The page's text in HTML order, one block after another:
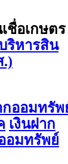
ชื่อเกษตร
ริหารสิน
.)
กออมทรัพ
เงินฝาก
อมทรัพย์